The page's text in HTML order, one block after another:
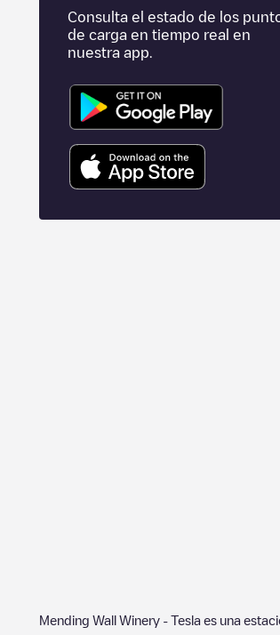
Consulta el estado de los
de carga en tiempo real en
nuestra app.
Mending Wall Winery - Tesla es una